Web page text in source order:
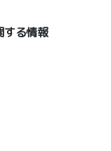
する情報